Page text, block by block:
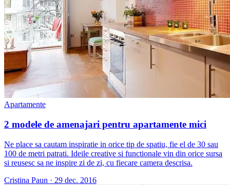
Apartamente
2 modele de amenajari pentru apartamente mici
Ne place sa cautam inspiratie in orice tip de spatiu, fie el de 30 sau
100 de metri patrati. Ideile creative si functionale vin din orice sursa
si reusesc sa ne inspire zi de zi, cu fiecare camera descrisa.
Cristina Paun · 29 dec. 2016